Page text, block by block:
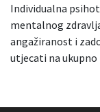
Individualna
mentalnog
angažiranost i
utjecati na